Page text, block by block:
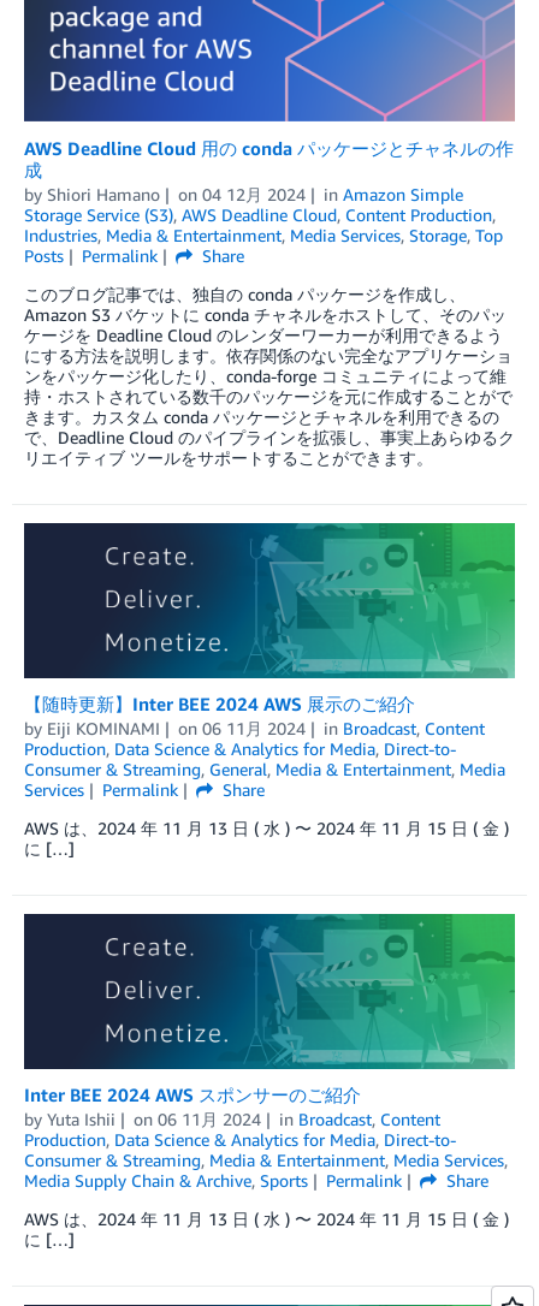
AWS Deadline Cloud 用の conda パッケージとチャネルの作
成
by Shiori Hamano on 04 12月 2024 in Amazon Simple
Storage Service (S3), AWS Deadline Cloud, Content Production,
Industries, Media & Entertainment, Media Services, Storage, Top
Posts
Permalink
Share
このブログ記事では、独自の conda パッケージを作成し、
Amazon S3 バケットに conda チャネルをホストして、そのパッ
ケージを Deadline Cloud のレンダーワーカーが利用できるよう
にする方法を説明します。依存関係のない完全なアプリケーショ
ンをパッケージ化したり、conda-forge コミュニティによって維
持・ホストされている数千のパッケージを元に作成することがで
きます。カスタム conda パッケージとチャネルを利用できるの
で、Deadline Cloud のパイプラインを拡張し、事実上あらゆるク
リエイティブ ツールをサポートすることができます。
【随時更新】Inter BEE 2024 AWS 展示のご紹介
by Eiji KOMINAMI on 06 11月 2024 in Broadcast, Content
Production, Data Science & Analytics for Media, Direct-to-
Consumer & Streaming, General, Media & Entertainment, Media
Services
Permalink
Share
AWS は、2024 年 11 月 13 日 ( 水 ) 〜 2024 年 11 月 15 日 ( 金 )
に […]
Inter BEE 2024 AWS スポンサーのご紹介
by Yuta Ishii on 06 11月 2024 in Broadcast, Content
Production, Data Science & Analytics for Media, Direct-to-
Consumer & Streaming, Media & Entertainment, Media Services,
Media Supply Chain & Archive, Sports Permalink
Share
AWS は、2024 年 11 月 13 日 ( 水 ) 〜 2024 年 11 月 15 日 ( 金 )
に […]